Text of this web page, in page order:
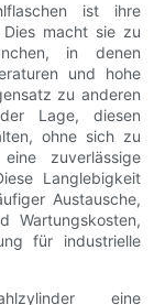
ist ihre
Dies macht sie zu
in denen
und hohe
zu anderen
Lage, diesen
ohne sich zu
zuverlässige
Langlebigkeit
Austausche,
Wartungskosten,
für industrielle
eine